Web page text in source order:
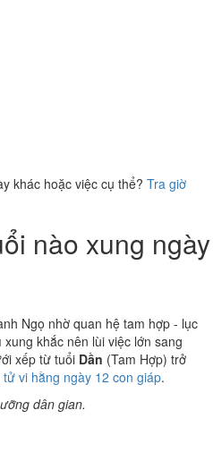
khác hoặc việc cụ thể? Tra giờ
nào xung ngày
Ngọ nhờ quan hệ tam hợp - lục
xung khắc nên lùi việc lớn sang
xếp từ tuổi Dần (Tam Hợp) trở
tử vi hằng ngày 12 con giáp.
dân gian.